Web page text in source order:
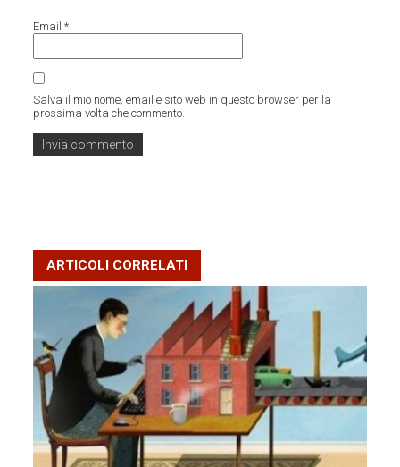
Email*
Salva il mio nome, email e sito web in questo browser per la
prossima volta che commento.
ARTICOLI CORRELATI